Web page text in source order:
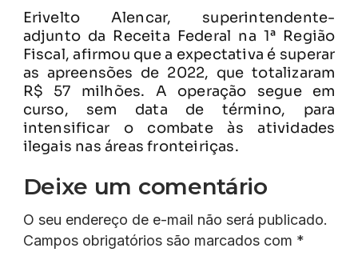
Erivelto Alencar, superintendente-
adjunto da Receita Federal na 1ª Região
Fiscal, afirmou que a expectativa é superar
as apreensões de 2022, que totalizaram
R$ 57 milhões. A operação segue em
curso, sem data de término, para
intensificar o combate às atividades
ilegais nas áreas fronteiriças.
Deixe um comentário
O seu endereço de e-mail não será publicado.
Campos obrigatórios são marcados com *